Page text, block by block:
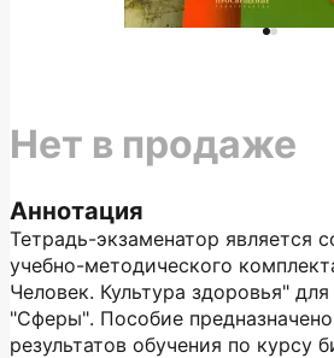
Аннотация
Тетрадь-экзаменатор является
учебно-методического
Человек. Культура здоровья"
"Сферы". Пособие
результатов обучения по курсу
Нет в продаже